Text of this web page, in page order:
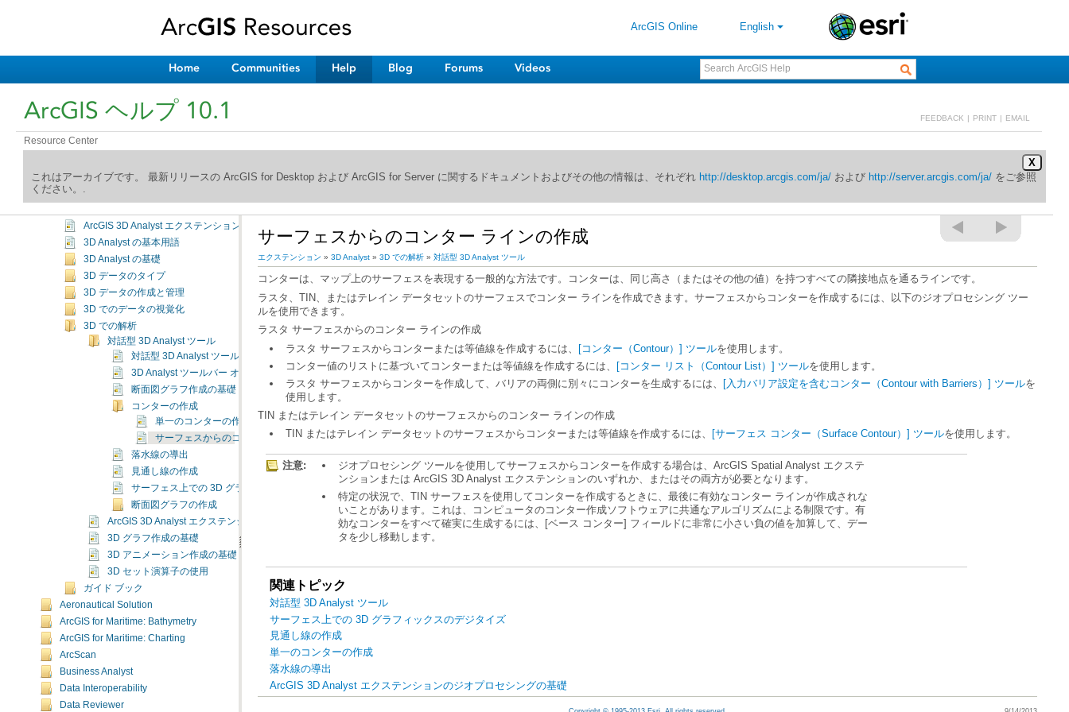
ArcGIS Online English
Home Communities Help Blog Forums Videos
ArcGIS ヘルプ 10.1 FEEDBACK | PRINT | EMAIL
Resource Center
X
これはアーカイブです。 最新リリースの ArcGIS for Desktop および ArcGIS for Server に関するドキュメントおよびその他の情報は、それぞれ http://desktop.arcgis.com/ja/および http://server.arcgis.com/ja/
ください。.
ArcGIS ヘルプ ライブラリへようこそ
ジオデータ
エクステンション
3D Analyst
ArcGIS 3D Analyst エクステンションとは
ArcGIS 3D Analyst エクステンションの有効化について
3D Analyst の基本用語
3D Analyst の基礎
3D データのタイプ
3D データの作成と管理
3D でのデータの視覚化
3D での解析
対話型 3D Analyst ツール
対話型 3D Analyst ツール
3D Analyst ツールバー オプションの概要
断面図グラフ作成の基礎
コンターの作成
単一のコンターの作成
サーフェスからのコンター ラインの作成
落水線の導出
見通し線の作成
サーフェス上での 3D グラフィックスのデジタイズ
断面図グラフの作成
ArcGIS 3D Analyst エクステンションのジオプロセシングの基礎
3D グラフ作成の基礎
3D アニメーション作成の基礎
3D セット演算子の使用
ガイド ブック
Aeronautical Solution
ArcGIS for Maritime: Bathymetry
ArcGIS for Maritime: Charting
ArcScan
Business Analyst
Data Interoperability
Data Reviewer
サーフェスからのコンター ラインの作成
エクステンション » 3D Analyst » 3D での解析 » 対話型 3D Analyst ツール
コンターは、マップ上のサーフェスを表現する一般的な方法です。コンターは、同じ高さ（またはその他の値）を持つすべての隣接地点を通るラインです。
ルを使用できます。
ラスタ サーフェスからのコンター ラインの作成
ラスタ サーフェスからコンターまたは等値線を作成するには、 [コンター（Contour）] ツールを使用します。
コンター値のリストに基づいてコンターまたは等値線を作成するには、 [コンター リスト（Contour List）] ツールを使用します。
ラスタ サーフェスからコンターを作成して、バリアの両側に別々にコンターを生成するには、 [入力バリア設定を含むコンター（Contour with Barriers）] ツール
使用します。
TIN またはテレイン データセットのサーフェスからのコンター ラインの作成
TIN またはテレイン データセットのサーフェスからコンターまたは等値線を作成するには、
[サーフェス コンター（Surface Contour）] ツールを使用します。
注意:
ジオプロセシング ツールを使用してサーフェスからコンターを作成する場合は、
ンション または ArcGIS 3D Analyst エクステンションのいずれか、またはその両方が必要となります。
タを少し移動します。
関連トピック
対話型 3D Analyst ツール
サーフェス上での 3D グラフィックスのデジタイズ
見通し線の作成
単一のコンターの作成
落水線の導出
ArcGIS 3D Analyst エクステンションのジオプロセシングの基礎